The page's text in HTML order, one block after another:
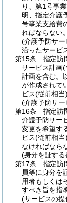
り、第1号事
明、指定介護
号事業支給費
ればならない。
(介護予防サー
沿ったサービ
第15条
指定訪
サービス計画(
計画を含む。
が作成されて
ビス(従前相当)
(介護予防サー
第16条
指定訪
介護予防サー
変更を希望す
ビス(従前相当)
なければなら
(身分を証する
第17条
指定訪
員等に身分を
用者もしくは
すべき旨を指
(サービスの提